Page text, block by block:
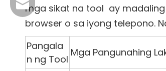
mga sikat na tool ay
browser o sa iyong telepono.
Pangala
n ng Tool
Mga Pangunahing
Email ng Negosyo: sales@lb-
Teknikal na suporta: info@lb-
Email ng reklamo: complain@lb-